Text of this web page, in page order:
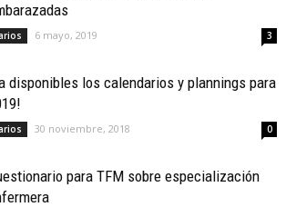
6 mayo, 2019 3
disponibles los calendarios y plannings para
30 noviembre, 2018 0
para TFM sobre especialización